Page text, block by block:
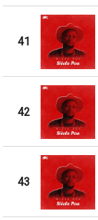
41
42
43